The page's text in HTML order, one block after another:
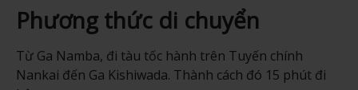
Phương thức di chuyển
Từ Ga Namba, đi tàu tốc hành trên Tuyến chính
Nankai đến Ga Kishiwada. Thành cách đó 15 phút đi